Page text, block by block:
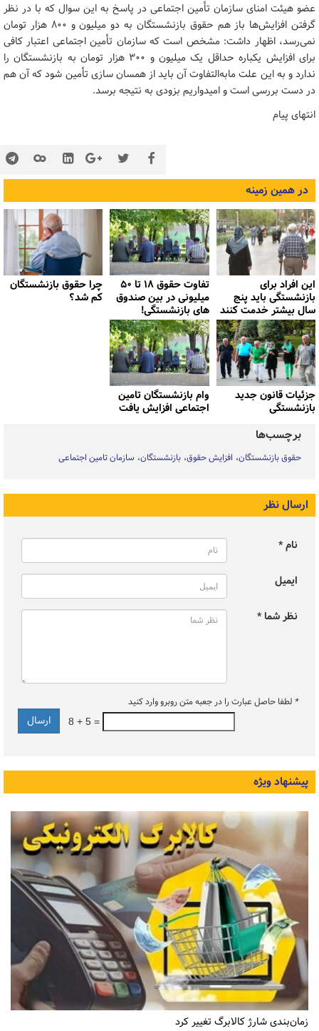
عضو هیئت امنای سازمان تأمین اجتماعی در پاسخ به این سوال که با در نظر
گرفتن افزایش‌ها باز هم حقوق بازنشستگان به دو میلیون و ۸۰۰ هزار تومان
نمی‌رسد، اظهار داشت: مشخص است که سازمان تأمین اجتماعی اعتبار کافی
برای افزایش یکباره حداقل یک میلیون و ۳۰۰ هزار تومان به بازنشستگان را
ندارد و به این علت مابه‌التفاوت آن باید از همسان سازی تأمین شود که آن هم
در دست بررسی است و امیدواریم بزودی به نتیجه برسد.
انتهای پیام
در همین زمینه
این افراد برای
بازنشستگی باید پنج
سال بیشتر خدمت کنند
تفاوت حقوق ۱۸ تا ۵۰
میلیونی در بین صندوق
های بازنشستگی!
چرا حقوق بازنشستگان
کم شد؟
جزئیات قانون جدید
بازنشستگی
وام بازنشستگان تامین
اجتماعی افزایش یافت
برچسب‌ها
حقوق بازنشستگان افزايش حقوق بازنشستگان سازمان تامین اجتماعی
ارسال نظر
نام *
ایمیل
نظر شما *
* لطفا حاصل عبارت را در جعبه متن روبرو وارد کنید
8 + 5 =
پیشنهاد ویژه
زمان‌بندی شارژ کالابرگ تغییر کرد